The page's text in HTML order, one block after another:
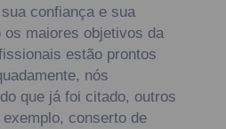
confiança e sua
maiores objetivos da
estão prontos
nós
que já foi citado, outros
conserto de